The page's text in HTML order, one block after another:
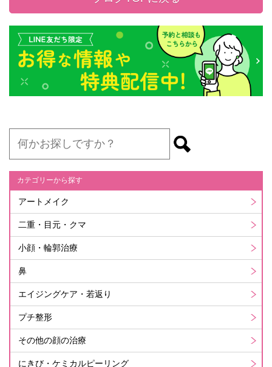
カテゴリーから探す
アートメイク
二重・目元・クマ
小顔・輪郭治療
鼻
エイジングケア・若返り
プチ整形
その他の顔の治療
にきび・ケミカルピーリング